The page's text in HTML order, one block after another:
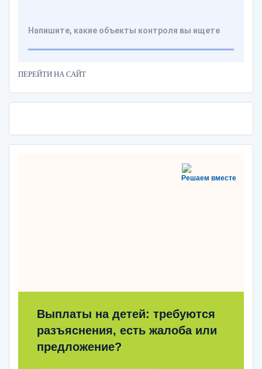
ПЕРЕЙТИ НА САЙТ
Решаем вместе
Выплаты на детей: требуются
разъяснения, есть жалоба или
предложение?